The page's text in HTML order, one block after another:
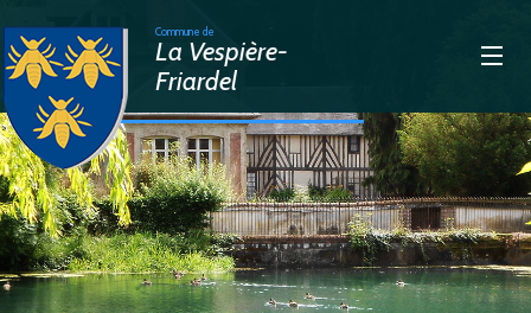
Commune de
La Vespière-
Friardel
>